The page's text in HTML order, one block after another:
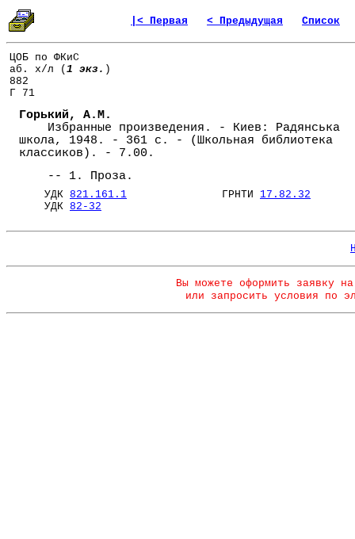
|< Первая < Предыдущая Список
ЦОБ по ФКиС
аб. х/л ( 1 экз. )
882
Г 71
Горький, А.М.
Избранные произведения. - Киев: Радянська
школа, 1948. - 361 с. - (Школьная библиотека
классиков). - 7.00.
-- 1. Проза.
УДК 821.161.1 ГРНТИ 17.82.32
УДК 82-32
Вы можете оформить заявку
или запросить условия по